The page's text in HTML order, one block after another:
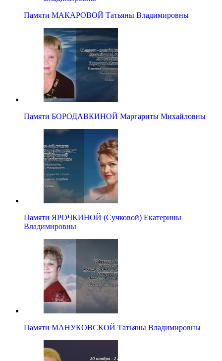
Памяти МАКАРОВОЙ Татьяны Владимировны
Памяти БОРОДАВКИНОЙ Маргариты Михайловны
Памяти ЯРОЧКИНОЙ (Сучковой) Екатерины
Владимировны
Памяти МАНУКОВСКОЙ Татьяны Владимировны